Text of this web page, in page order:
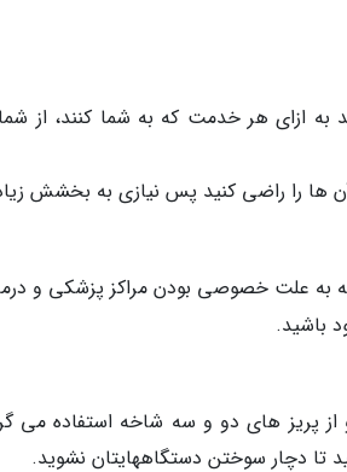
به ازای هر خدمت که به شما کنند، از
آن ها را راضی کنید پس نیازی به بخشش
علت خصوصی بودن مراکز پزشکی و
باشید.
منطقه 230 ولت است و از پریز های دو و سه شاخه
تا دچار سوختن دستگاههایتان نشوید.